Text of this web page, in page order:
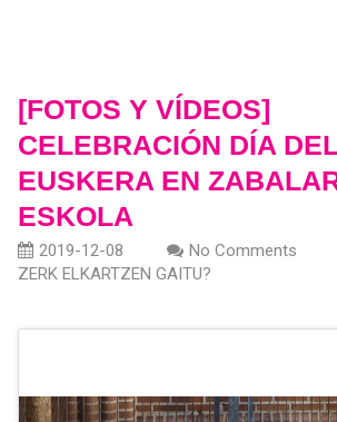
[FOTOS Y VÍDEOS]
CELEBRACIÓN DÍA
EUSKERA EN
ESKOLA
2019-12-08 No Comments
ZERK ELKARTZEN GAITU?